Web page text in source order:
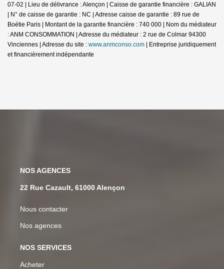
07-02 | Lieu de délivrance : Alençon | Caisse de garantie financière : GALIAN
| N° de caisse de garantie : NC | Adresse caisse de garantie : 89 rue de
Boétie Paris | Montant de la garantie financière : 740 000 | Nom du médiateur
: ANM CONSOMMATION | Adresse du médiateur : 2 rue de Colmar 94300
Vinciennes | Adresse du site : www.anmconso.com | Entreprise juridiquement
et financièrement indépendante
NOS AGENCES
22 Rue Cazault, 61000 Alençon
Nous contacter
Nos agences
NOS SERVICES
Acheter